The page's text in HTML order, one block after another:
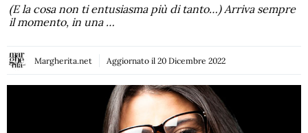
(E la cosa non ti entusiasma più di tanto…) Arriva sempre
il momento, in una …
Margherita.net Aggiornato il 20 Dicembre 2022